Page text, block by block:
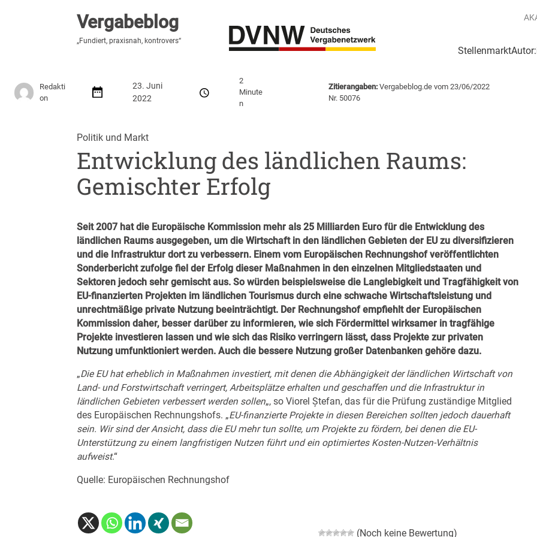
Vergabeblog
„Fundiert, praxisnah, kontrovers“
Stellenmarkt
Vergabeblog
„Fundiert, praxisnah, kontrovers“
Redakti
on
23. Juni
2022
2
Minute
n
Zitierangaben: Vergabeblog.de vom 23/06/2022
Nr. 50076
Politik und Markt
Entwicklung des ländlichen Raums:
Gemischter Erfolg
Seit 2007 hat die Europäische Kommission mehr als 25 Milliarden Euro für die Entwicklung des
ländlichen Raums ausgegeben, um die Wirtschaft in den ländlichen Gebieten der EU zu diversifizieren
und die Infrastruktur dort zu verbessern. Einem vom Europäischen Rechnungshof veröffentlichten
Sonderbericht zufolge fiel der Erfolg dieser Maßnahmen in den einzelnen Mitgliedstaaten und
Sektoren jedoch sehr gemischt aus. So würden beispielsweise die Langlebigkeit und Tragfähigkeit von
EU-finanzierten Projekten im ländlichen Tourismus durch eine schwache Wirtschaftsleistung und
unrechtmäßige private Nutzung beeinträchtigt. Der Rechnungshof empfiehlt der Europäischen
Kommission daher, besser darüber zu informieren, wie sich Fördermittel wirksamer in tragfähige
Projekte investieren lassen und wie sich das Risiko verringern lässt, dass Projekte zur privaten
Nutzung umfunktioniert werden. Auch die bessere Nutzung großer Datenbanken gehöre dazu.
„Die EU hat erheblich in Maßnahmen investiert, mit denen die Abhängigkeit der ländlichen Wirtschaft von
Land- und Forstwirtschaft verringert, Arbeitsplätze erhalten und geschaffen und die Infrastruktur in
ländlichen Gebieten verbessert werden sollen„, so Viorel Ștefan, das für die Prüfung zuständige Mitglied
des Europäischen Rechnungshofs. „EU-finanzierte Projekte in diesen Bereichen sollten jedoch dauerhaft
sein. Wir sind der Ansicht, dass die EU mehr tun sollte, um Projekte zu fördern, bei denen die EU-
Unterstützung zu einem langfristigen Nutzen führt und ein optimiertes Kosten-Nutzen-Verhältnis
aufweist.“
Quelle: Europäischen Rechnungshof
(Noch keine Bewertung)